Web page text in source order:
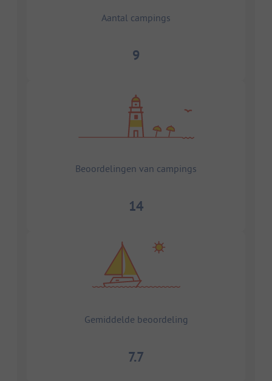
Aantal campings
9
Beoordelingen van campings
14
Gemiddelde beoordeling
7.7